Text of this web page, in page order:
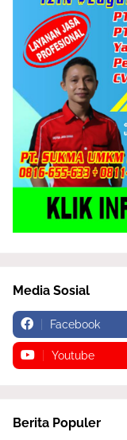
Media Sosial
Facebook
Youtube
Berita Populer